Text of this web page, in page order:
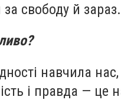
свободу й зараз.
навчила
і правда — це